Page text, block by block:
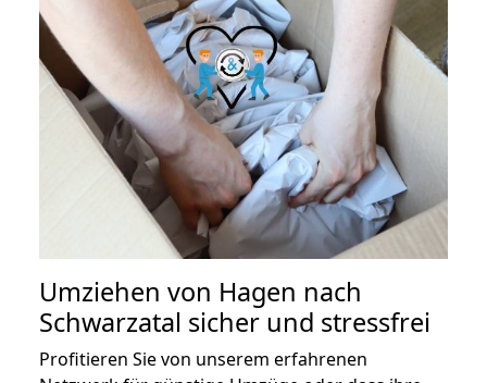
Umziehen von Hagen nach
Schwarzatal sicher und stressfrei
Profitieren Sie von unserem erfahrenen